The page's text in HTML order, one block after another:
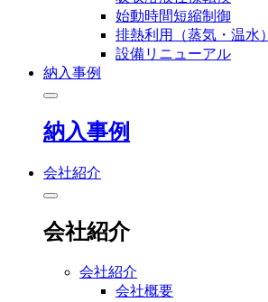
始動時間短縮制御
排熱利用（蒸気・温水）
設備リニューアル
納入事例
納入事例
会社紹介
会社紹介
会社紹介
会社概要